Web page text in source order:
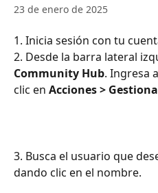
23 de enero de 2025
1. Inicia sesión con tu
2. Desde la barra lateral
Community Hub. Ingresa a
clic en Acciones >
3. Busca el usuario que
dando clic en el nombre.